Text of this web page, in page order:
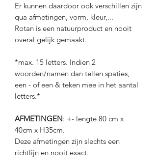
Er kunnen daardoor ook verschillen zijn
qua afmetingen, vorm, kleur,...
Rotan is een natuurproduct en nooit
overal gelijk gemaakt.
*max. 15 letters. Indien 2
woorden/namen dan tellen spaties,
een - of een & teken mee in het aantal
letters.*
AFMETINGEN: +- lengte 80 cm x
40cm x H35cm.
Deze afmetingen zijn slechts een
richtlijn en nooit exact.